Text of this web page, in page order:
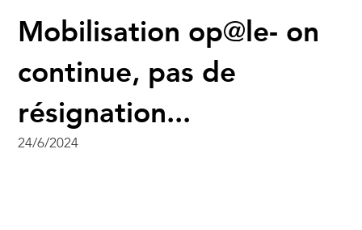
Mobilisation op@le- on
continue, pas de
résignation...
24/6/2024